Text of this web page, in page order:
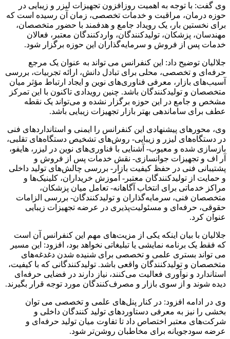
وی گفت: با توجه به اهمیت روزافزون تجهیزات لیزر و زیبایی در
حوزه درمان، مراقبت و خدمات تخصصی، زمان آن رسیده است که
برای نخستین‌ بار، یک رویداد جامع و هدفمند با حضور متخصصان،
مهندسان، پزشکان، تولیدکنندگان، واردکنندگان معتبر، فعالان
خدمات پس از فروش و سرمایه‌گذاران این حوزه برگزار شود.
جلالیان توضیح داد: این کنفرانس می‌ تواند به‌ عنوان یک مرجع
حرفه‌ای و تخصصی، محلی برای تبادل دانش، ارائه تجربیات، بررسی
آسیب‌های بازار، معرفی فناوری‌های نوین و ایجاد ارتباط مؤثر میان
متخصصان و تولیدکنندگان باشد. چنین رویدادی تاکنون با این تمرکز
مشخص و جامع در این حوزه برگزار نشده و می‌تواند یک نقطه
عطف برای ساماندهی بهتر بازار تجهیزات زیبایی باشد.
وی، محورهای پیشنهادی این کنفرانس را ایمنی و استانداردهای فنی
در دستگاه‌های لیزر و زیبایی- روش‌های تشخیص دستگاه‌های تقلبی،
بازسازی‌ شده و معیوب- آشنایی با فناوری‌های نوین در لیزر، هایفو،
آر اف و تجهیزات جوانسازی- نقش خدمات پس از فروش و
پشتیبانی فنی در حفظ کیفیت بازار- بررسی چالش‌های تولید داخلی
و حمایت از تولیدکنندگان معتبر- آموزش خریداران، کلینیک‌ها و
مراکز خدماتی برای انتخاب آگاهانه- تعامل میان پزشکان،
متخصصان فنی، سرمایه‌گذاران و تولیدکنندگان- بررسی الزامات
حقوقی، حرفه‌ای و مسئولیت‌پذیری در عرضه تجهیزات زیبایی
عنوان کرد.
جلالیان با بیان اینکه یکی از مزیت‌های مهم این کنفرانس آن است
که فقط یک برنامه نمایشی یا تبلیغاتی نخواهد بود، افزود: این مسیر
می‌ تواند بستری علمی و تخصصی برای شنیده‌ شدن دغدغه‌های
متخصصان و تولیدکنندگان واقعی باشد. تولیدکنندگانی که با کیفیت،
استاندارد و نوآوری فعالیت می‌کنند، نیاز دارند در فضایی حرفه‌ای
دیده شوند و از سوی بازار و مصرف‌کنندگان مورد توجه قرار بگیرند.
وی در ادامه افزود: در کنار پنل‌های علمی و تخصصی می‌ توان
بخشی را نیز به معرفی دستاوردهای تولید کنندگان داخلی و
شرکت‌های معتبر اختصاص داد تا تفاوت میان تولید حرفه‌ای و
عرضه سودجویانه برای مخاطبان روشن‌تر شود.